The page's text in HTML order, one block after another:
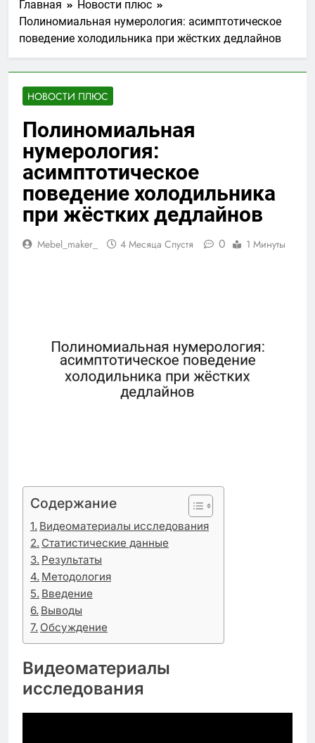
Главная
Новости плюс
Полиномиальная нумерология: асимптотическое
поведение холодильника при жёстких дедлайнов
НОВОСТИ ПЛЮС
Полиномиальная
нумерология:
асимптотическое
поведение холодильника
при жёстких дедлайнов
Mebel_maker_ 4 Месяца Спустя 0 1 Минуты
Содержание
Видеоматериалы исследования
Статистические данные
Результаты
Методология
Введение
Выводы
Обсуждение
Видеоматериалы
исследования